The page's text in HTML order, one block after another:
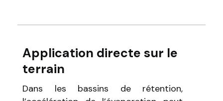
Application directe sur le
terrain
Dans les bassins de rétention,